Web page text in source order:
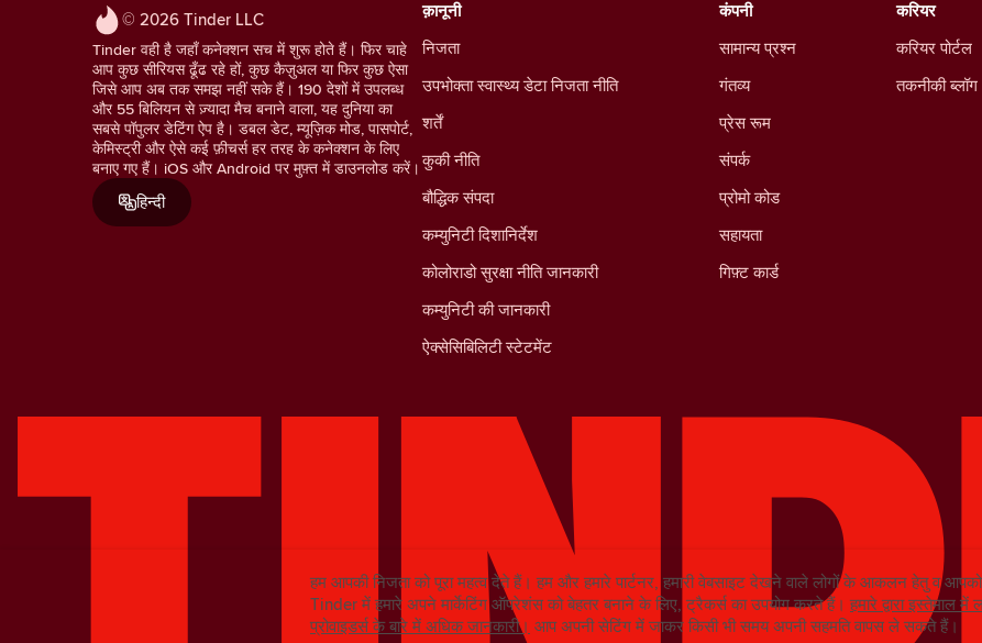
© 2026 Tinder LLC
Tinder वही है जहाँ कनेक्शन सच में शुरू होते हैं। फिर चाहे
आप कुछ सीरियस ढूँढ रहे हों, कुछ कैज़ुअल या फिर कुछ ऐसा
जिसे आप अब तक समझ नहीं सके हैं। 190 देशों में उपलब्ध
और 55 बिलियन से ज़्यादा मैच बनाने वाला, यह दुनिया का
सबसे पॉपुलर डेटिंग ऐप है। डबल डेट, म्यूज़िक मोड, पासपोर्ट,
केमिस्ट्री और ऐसे कई फ़ीचर्स हर तरह के कनेक्शन के लिए
बनाए गए हैं। iOS और Android पर मुफ़्त में डाउनलोड करें।
हिन्दी
क़ानूनी
निजता
उपभोक्ता स्वास्थ्य डेटा निजता नीति
शर्तें
कुकी नीति
बौद्धिक संपदा
कम्युनिटी दिशानिर्देश
कोलोराडो सुरक्षा नीति जानकारी
कम्युनिटी की जानकारी
ऐक्सेसिबिलिटी स्टेटमेंट
करियर
करियर पोर्टल
तकनीकी ब्लॉग
कंपनी
सामान्य प्रश्न
गंतव्य
प्रेस रूम
संपर्क
प्रोमो कोड
सहायता
गिफ़्ट कार्ड
हम आपकी निजता को पूरा महत्व देते हैं। हम और हमारे पार्टनर, हमारी वेबसाइट देखने वाले लोगों के आकलन हेतु व
Tinder में हमारे अपने मार्केटिंग ऑपरेशंस को बेहतर बनाने के लिए, ट्रैकर्स का उपयोग करते हैं। हमारे द्वारा इस्तेमाल
प्रोवाइडर्स के बारे में अधिक जानकारी। आप अपनी सेटिंग में जाकर किसी भी समय अपनी सहमति वापस ले सकते हैं।